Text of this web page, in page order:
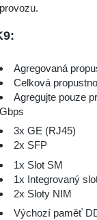
provozu.
Agregovaná
Celková
Agregujte pouze
Gbps
3x GE (RJ45)
2x SFP
1x Slot SM
1x Integrovaný
2x Sloty NIM
Výchozí paměť